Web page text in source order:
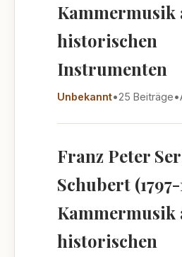
Kammermusik
historischen
Instrumenten
Unbekannt•25 Beiträge•
Franz Peter
Schubert (1797-
Kammermusik
historischen